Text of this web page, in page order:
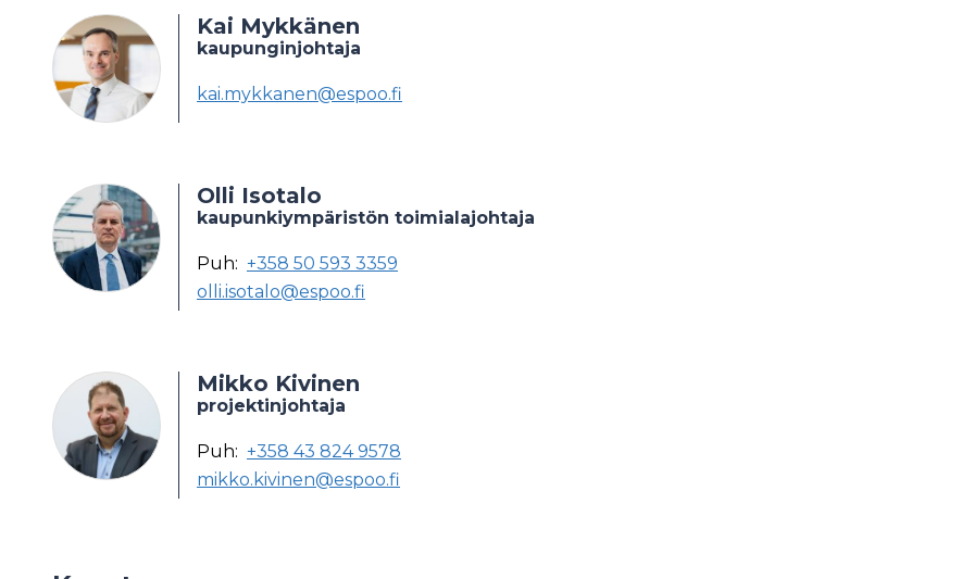
Kai Mykkänen
kaupunginjohtaja
kai.mykkanen@espoo.fi
Olli Isotalo
kaupunkiympäristön toimialajohtaja
Puh: +358 50 593 3359
olli.isotalo@espoo.fi
Mikko Kivinen
projektinjohtaja
Puh: +358 43 824 9578
mikko.kivinen@espoo.fi